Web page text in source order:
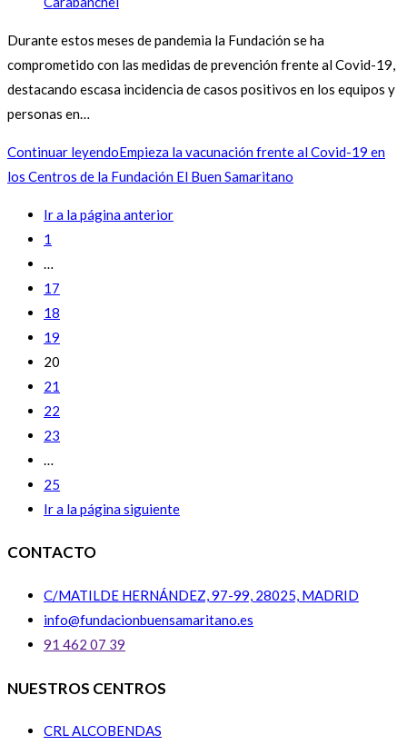
Durante estos meses de pandemia la Fundación se ha
comprometido con las medidas de prevención frente al Covid-19,
destacando escasa incidencia de casos positivos en los equipos y
personas en…
Continuar leyendoEmpieza la vacunación frente al Covid-19 en
los Centros de la Fundación El Buen Samaritano
Ir a la página anterior
1
…
17
18
19
20
21
22
23
…
25
Ir a la página siguiente
CONTACTO
C/MATILDE HERNÁNDEZ, 97-99, 28025, MADRID
info@fundacionbuensamaritano.es
91 462 07 39
NUESTROS CENTROS
CRL ALCOBENDAS